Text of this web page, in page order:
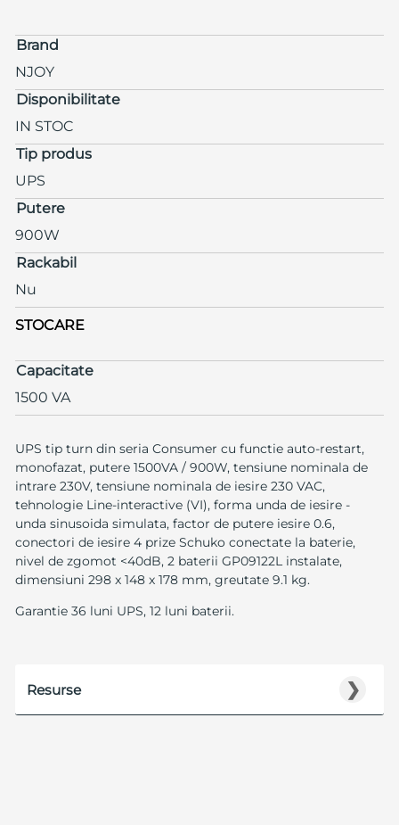
Brand
NJOY
Disponibilitate
IN STOC
Tip produs
UPS
Putere
900W
Rackabil
Nu
STOCARE
Capacitate
1500 VA
UPS tip turn din seria Consumer cu functie auto-restart,
monofazat, putere 1500VA / 900W, tensiune nominala de
intrare 230V, tensiune nominala de iesire 230 VAC,
tehnologie Line-interactive (VI), forma unda de iesire -
unda sinusoida simulata, factor de putere iesire 0.6,
conectori de iesire 4 prize Schuko conectate la baterie,
nivel de zgomot <40dB, 2 baterii GP09122L instalate,
dimensiuni 298 x 148 x 178 mm, greutate 9.1 kg.
Garantie 36 luni UPS, 12 luni baterii.
❯
Resurse